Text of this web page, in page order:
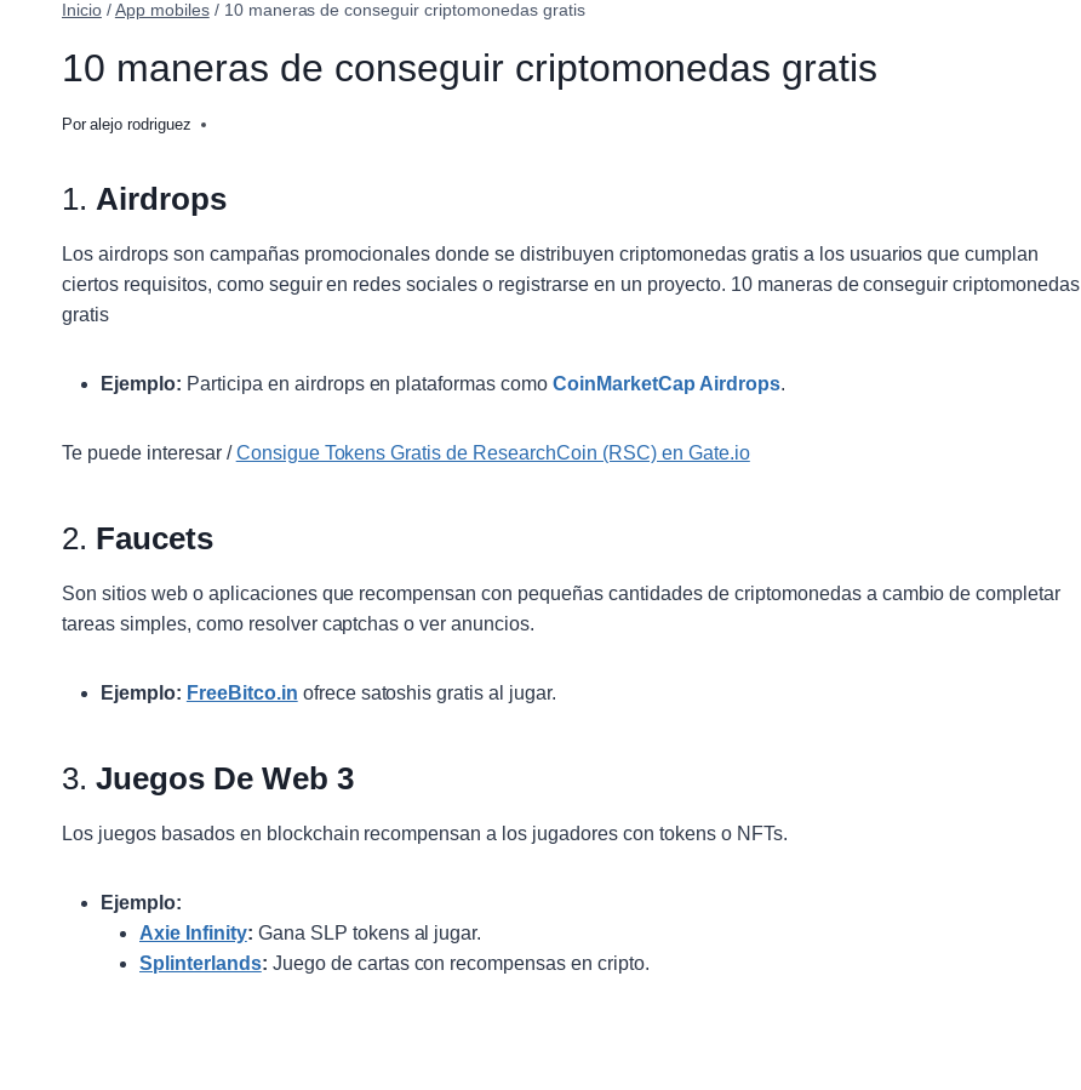
Inicio / App mobiles / 10 maneras de conseguir criptomonedas gratis
10 maneras de conseguir criptomonedas gratis
Por alejo rodriguez
1. Airdrops
Los airdrops son campañas promocionales donde se distribuyen criptomonedas gratis a los usuarios que cumplan
ciertos requisitos, como seguir en redes sociales o registrarse en un proyecto. 10 maneras de conseguir criptomonedas
gratis
Ejemplo: Participa en airdrops en plataformas comoCoinMarketCap Airdrops.
Te puede interesar /Consigue Tokens Gratis de ResearchCoin (RSC) en Gate.io
2. Faucets
Son sitios web o aplicaciones que recompensan con pequeñas cantidades de criptomonedas a cambio de completar
tareas simples, como resolver captchas o ver anuncios.
Ejemplo: FreeBitco.in ofrece satoshis gratis al jugar.
3. Juegos De Web 3
Los juegos basados en blockchain recompensan a los jugadores con tokens o NFTs.
Ejemplo:
Axie Infinity: Gana SLP tokens al jugar.
Splinterlands: Juego de cartas con recompensas en cripto.